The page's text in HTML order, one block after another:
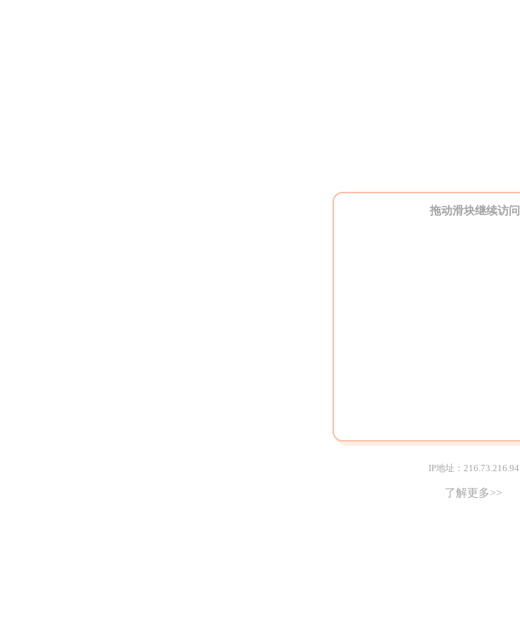
拖动滑块继续访问
IP地址：216.73.216.94
了解更多>>